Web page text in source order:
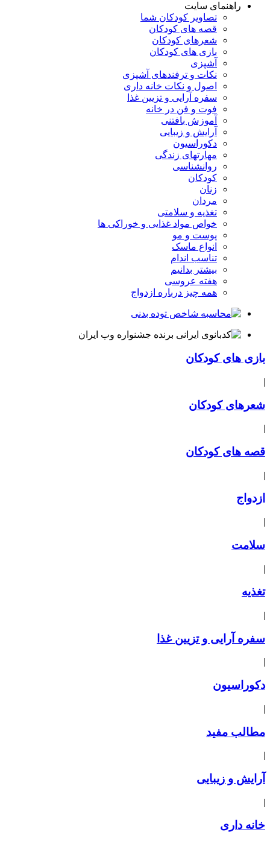
راهنمای سایت
تصاویر کودکان شما
قصه های کودکان
شعرهای کودکان
بازی های کودکان
آشپزی
نکات و ترفندهای آشپزی
اصول و نکات خانه داری
سفره آرایی و تزیین غذا
فوت و فن در خانه
آموزش بافتنی
آرایش و زیبایی
دکوراسیون
مهارتهای زندگی
روانشناسی
کودکان
زنان
مردان
تغذیه و سلامتی
خواص مواد غذایی و خوراکی ها
پوست و مو
انواع ماسک
تناسب اندام
بیشتر بدانیم
هفته عروسی
همه چیز درباره ازدواج
بازی های کودکان
|
شعرهای کودکان
|
قصه های کودکان
|
ازدواج
|
سلامت
|
تغذیه
|
سفره آرایی و تزیین غذا
|
دکوراسیون
|
مطالب مفید
|
آرایش و زیبایی
|
خانه داری